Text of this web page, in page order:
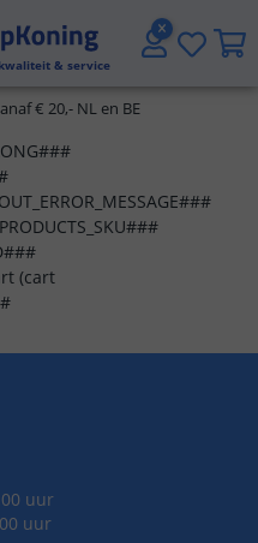
& service
€ 20,- NL en BE
9.1
morgen in huis
(cart
uur
uur